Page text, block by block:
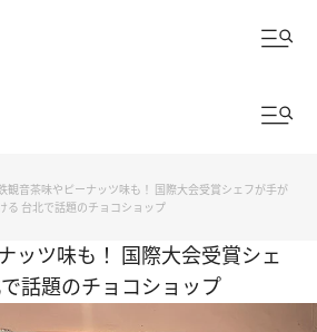
観音茶味やピーナッツ味も！ 国際大会受賞シェフが手が
る 台北で話題のチョコショップ
国際大会受賞シェ
ける 台北で話題のチョコショップ